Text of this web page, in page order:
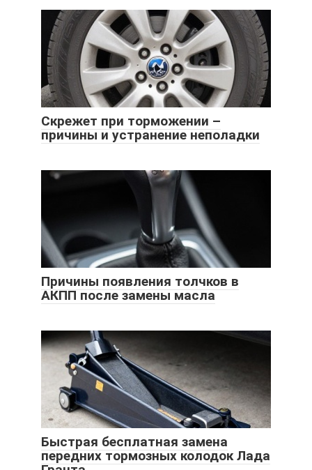
Скрежет при торможении –
причины и устранение неполадки
Причины появления толчков в
АКПП после замены масла
Быстрая бесплатная замена
передних тормозных колодок Лада